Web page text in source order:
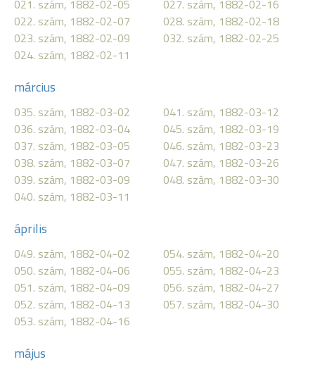
021. szám, 1882-02-05
022. szám, 1882-02-07
023. szám, 1882-02-09
024. szám, 1882-02-11
027. szám, 1882-02-16
028. szám, 1882-02-18
032. szám, 1882-02-25
március
035. szám, 1882-03-02
036. szám, 1882-03-04
037. szám, 1882-03-05
038. szám, 1882-03-07
039. szám, 1882-03-09
040. szám, 1882-03-11
041. szám, 1882-03-12
045. szám, 1882-03-19
046. szám, 1882-03-23
047. szám, 1882-03-26
048. szám, 1882-03-30
április
049. szám, 1882-04-02
050. szám, 1882-04-06
051. szám, 1882-04-09
052. szám, 1882-04-13
053. szám, 1882-04-16
054. szám, 1882-04-20
055. szám, 1882-04-23
056. szám, 1882-04-27
057. szám, 1882-04-30
május